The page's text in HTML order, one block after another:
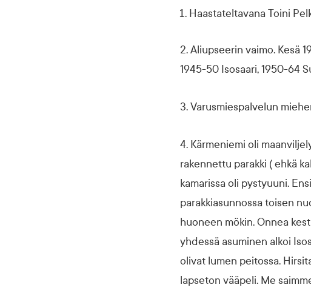
Haastateltavana Toini
2. Aliupseerin vaimo. Kesä
1945-50 Isosaari, 1950-64
3. Varusmiespalvelun
4. Kärmeniemi oli
rakennettu parakki ( ehkä
kamarissa oli pystyuuni.
parakkiasunnossa toisen
huoneen mökin. Onnea
yhdessä asuminen alkoi
olivat lumen peitossa.
lapseton vääpeli. Me